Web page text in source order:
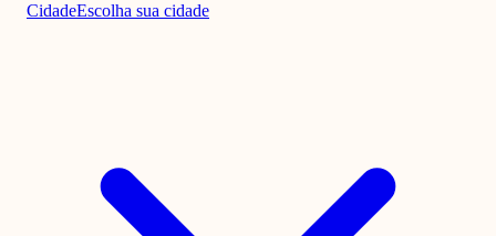
CidadeEscolha sua cidade